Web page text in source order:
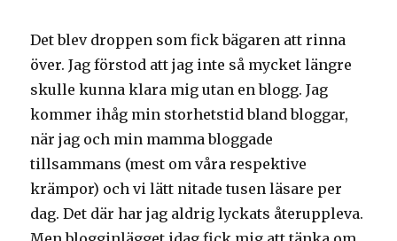
Det blev droppen som fick bägaren att rinna
över. Jag förstod att jag inte så mycket längre
skulle kunna klara mig utan en blogg. Jag
kommer ihåg min storhetstid bland bloggar,
när jag och min mamma bloggade
tillsammans (mest om våra respektive
krämpor) och vi lätt nitade tusen läsare per
dag. Det där har jag aldrig lyckats återuppleva.